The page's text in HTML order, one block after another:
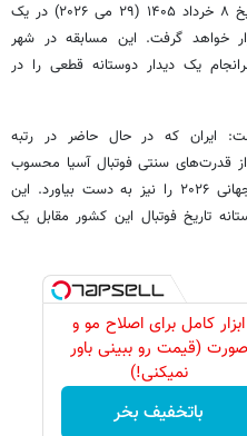
به نقل از ورزش سه، این دو تیم در تاریخ ۸ خرداد ۱۴۰۵ (۲۹ می ۲۰۲۶) در یک
خواهد گرفت. این مسابقه در شهر
یک دیدار دوستانه قطعی را در
ایران که در حال حاضر در رتبه
از قدرت‌های سنتی فوتبال آسیا محسوب
می‌شود و توانسته جواز حضور در جام جهانی ۲۰۲۶ را نیز به دست بیاورد. این
تاریخ فوتبال این کشور مقابل یک
ابزار کامل برای اصلاح مو و
صورت (قیمت رو ببینی باور
نمیکنی!)
باتخفیف بخر